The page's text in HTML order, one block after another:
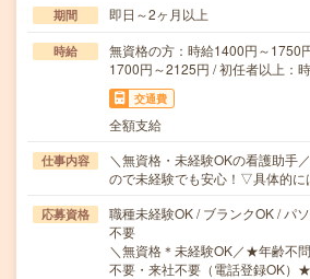
期間 即日～2ヶ月以上
時給
無資格の方：時給1400円～1750
1700円～2125円 / 初任者以上：
交通費
全額支給
仕事内容
＼無資格・未経験OKの看護助手
ので未経験でも安心！▽具体的
応募資格
職種未経験OK / ブランクOK / パ
不要
＼無資格＊未経験OK／★年齢不
不要・来社不要（電話登録OK